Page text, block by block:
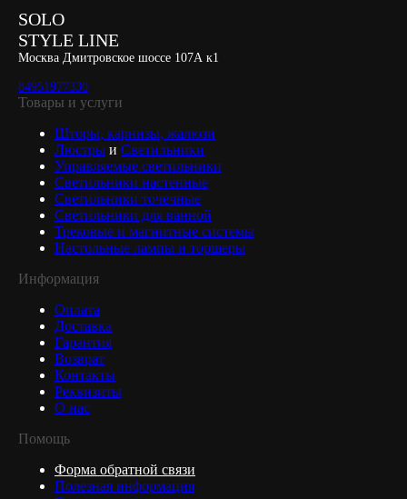
SOLO
STYLE LINE
Москва Дмитровское шоссе 107А к1
84951977330
Товары и услуги
Шторы, карнизы, жалюзи
Люстры и Светильники
Управляемые светильники
Светильники настенные
Светильники точечные
Светильники для ванной
Трековые и магнитные системы
Настольные лампы и торшеры
Информация
Оплата
Доставка
Гарантия
Возврат
Контакты
Реквизиты
О нас
Помощь
Форма обратной связи
Полезная информация